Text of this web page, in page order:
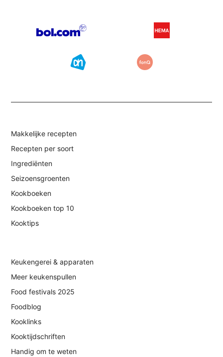
Makkelijke recepten
Recepten per soort
Ingrediënten
Seizoensgroenten
Kookboeken
Kookboeken top 10
Kooktips
Keukengerei & apparaten
Meer keukenspullen
Food festivals 2025
Foodblog
Kooklinks
Kooktijdschriften
Handig om te weten